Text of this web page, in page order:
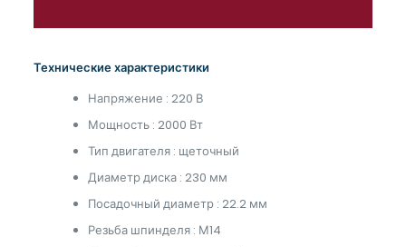
Технические характеристики
Напряжение : 220 В
Мощность : 2000 Вт
Тип двигателя : щеточный
Диаметр диска : 230 мм
Посадочный диаметр : 22.2 мм
Резьба шпинделя : М14